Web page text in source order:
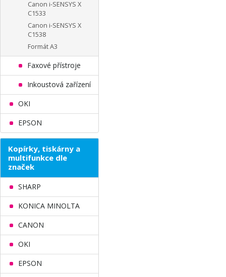
Canon i-SENSYS X
C1533
Canon i-SENSYS X
C1538
Formát A3
Faxové přístroje
Inkoustová zařízení
OKI
EPSON
Kopírky, tiskárny a
multifunkce dle
značek
SHARP
KONICA MINOLTA
CANON
OKI
EPSON